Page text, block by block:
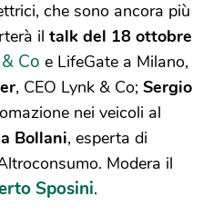
che sono ancora più
il talk del 18 ottobre
Co e LifeGate a Milano,
, CEO Lynk & Co; Sergio
nei veicoli al
Bollani, esperta di
Modera il
Sposini.